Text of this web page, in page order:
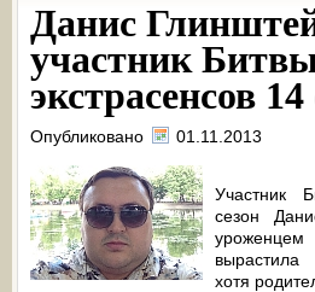
Данис
участник
экстрасенсов 14
Опубликовано 01.11.2013
Участник
сезон
вырастила
хотя